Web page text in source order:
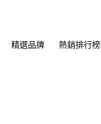
精選品牌 熱銷排行榜